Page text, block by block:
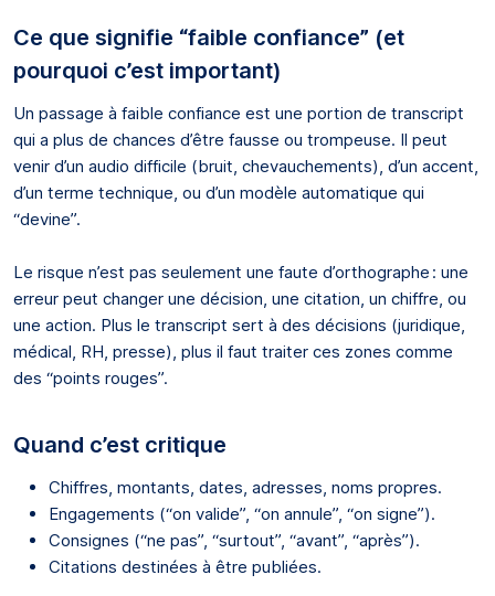
Ce que signifie “faible confiance” (et
pourquoi c’est important)
Un passage à faible confiance est une portion de transcript
qui a plus de chances d’être fausse ou trompeuse. Il peut
venir d’un audio difficile (bruit, chevauchements), d’un accent,
d’un terme technique, ou d’un modèle automatique qui
“devine”.
Le risque n’est pas seulement une faute d’orthographe : une
erreur peut changer une décision, une citation, un chiffre, ou
une action. Plus le transcript sert à des décisions (juridique,
médical, RH, presse), plus il faut traiter ces zones comme
des “points rouges”.
Quand c’est critique
Chiffres, montants, dates, adresses, noms propres.
Engagements (“on valide”, “on annule”, “on signe”).
Consignes (“ne pas”, “surtout”, “avant”, “après”).
Citations destinées à être publiées.